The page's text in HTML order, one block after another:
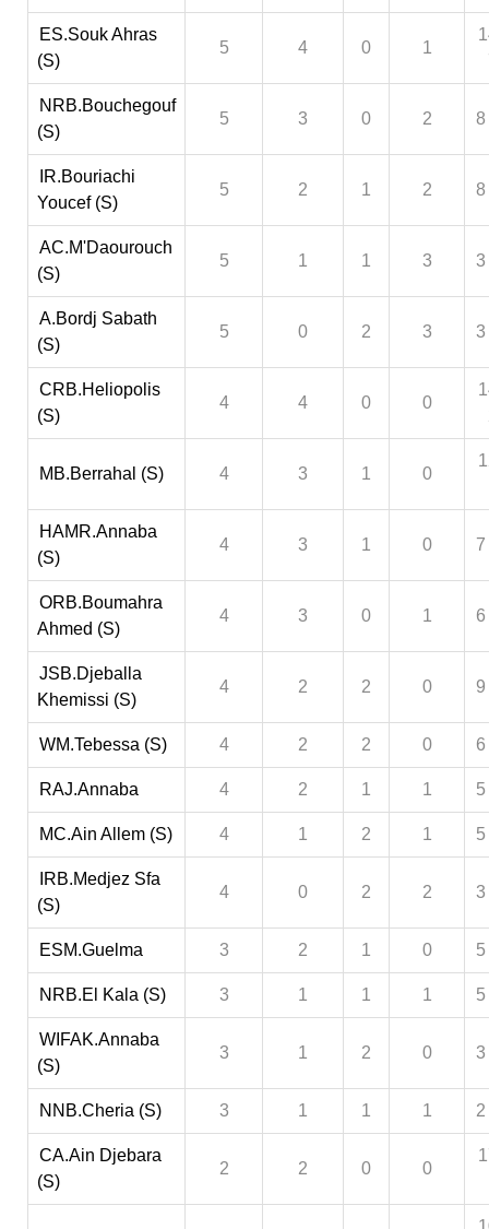
ES.Souk Ahras
(S)
5 4 0 1
NRB.Bouchegouf
(S)
5 3 0 2 8
IR.Bouriachi
Youcef (S)
5 2 1 2 8
AC.M'Daourouch
(S)
5 1 1 3 3
A.Bordj Sabath
(S)
5 0 2 3 3
CRB.Heliopolis
(S)
4 4 0 0
MB.Berrahal (S) 4 3 1 0
HAMR.Annaba
(S)
4 3 1 0 7
ORB.Boumahra
Ahmed (S)
4 3 0 1 6
JSB.Djeballa
Khemissi (S)
4 2 2 0 9
WM.Tebessa (S) 4 2 2 0 6
RAJ.Annaba 4 2 1 1 5
MC.Ain Allem (S) 4 1 2 1 5
IRB.Medjez Sfa
(S)
4 0 2 2 3
ESM.Guelma 3 2 1 0 5
NRB.El Kala (S) 3 1 1 1 5
WIFAK.Annaba
(S)
3 1 2 0 3
NNB.Cheria (S) 3 1 1 1 2
CA.Ain Djebara
(S)
2 2 0 0